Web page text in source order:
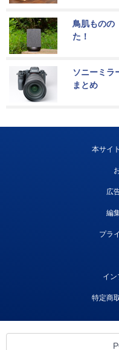
鳥肌ものの
た！
ソニーミラ
まとめ
本サイ
広
編
プラ
イ
特定商